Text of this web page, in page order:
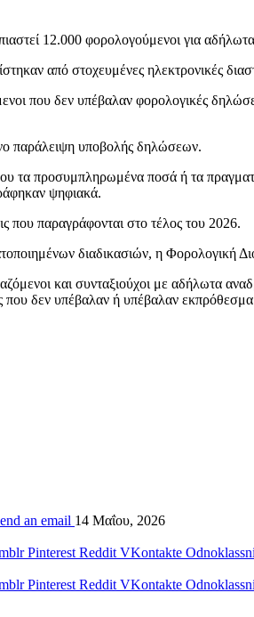
12.000 φορολογούμενοι για
από στοχευμένες ηλεκτρονικές
που δεν υπέβαλαν φορολογικές
παράλειψη υποβολής δηλώσεων.
τα προσυμπληρωμένα ποσά ή τα
ψηφιακά.
που παραγράφονται στο τέλος του 2026.
διαδικασιών, η Φορολογική
και συνταξιούχοι με αδήλωτα
που δεν υπέβαλαν ή υπέβαλαν
an email 14 Μαΐου, 2026
Pinterest Reddit VKontakte
Pinterest Reddit VKontakte